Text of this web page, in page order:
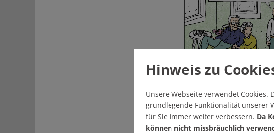
Hinweis zu
Unsere Webseite verwendet Cookies.
grundlegende Funktionalität unserer
für Sie immer weiter verbessern. Da
können nicht missbräuchlich